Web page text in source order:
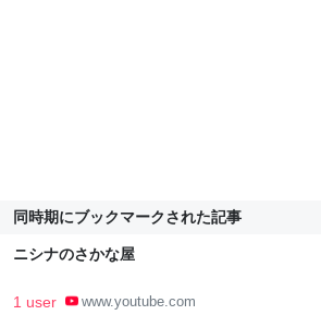
同時期にブックマークされた記事
ニシナのさかな屋
1 user www.youtube.com